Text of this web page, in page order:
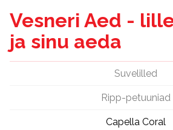
Vesneri Aed -
ja sinu aeda
Suvelilled
Ripp-petuuniad
Capella Coral